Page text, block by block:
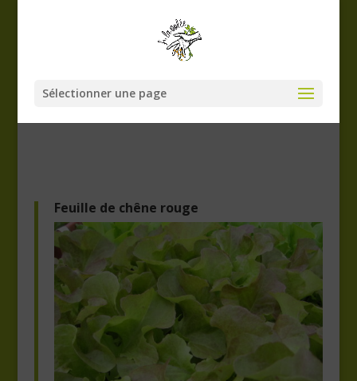
Sélectionner une page
Feuille de chêne rouge